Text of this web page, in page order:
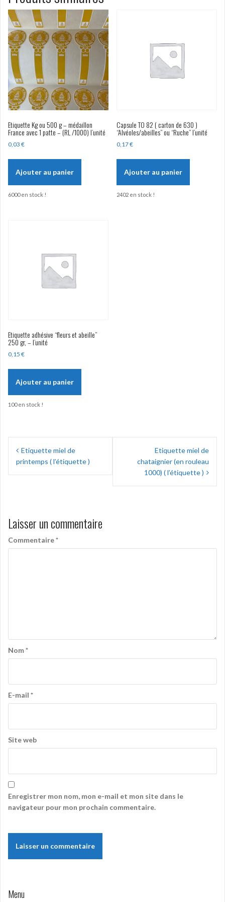
Etiquette Kg ou 500 g – médaillon
France avec 1 patte – (RL /1000) l’unité
0,03 €
Ajouter au panier
6000 en stock !
Capsule TO 82 ( carton de 630 )
“Alvéoles/abeilles” ou “Ruche” l’unité
0,17€
Ajouter au panier
2402 en stock !
Etiquette adhésive “fleurs et abeille”
250 gr, – l’unité
0,15 €
Ajouter au panier
100 en stock !
Navigation
deEtiquette miel de
printemps ( l’étiquette )
Etiquette miel de
chataignier (en rouleau
1000) ( l’étiquette )
Laisser un commentaire
Commentaire*
Nom*
E-mail *
Site web
Enregistrer mon nom, mon e-mail et mon site dans le
navigateur pour mon prochain commentaire.
Menu